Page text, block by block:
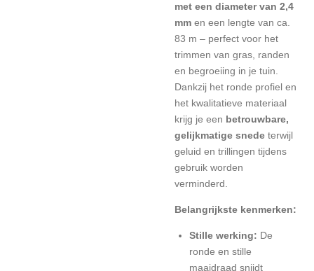
met een diameter van 2,4
mm en een lengte van ca.
83 m – perfect voor het
trimmen van gras, randen
en begroeiing in je tuin.
Dankzij het ronde profiel en
het kwalitatieve materiaal
krijg je een betrouwbare,
gelijkmatige snede terwijl
geluid en trillingen tijdens
gebruik worden
verminderd.
Belangrijkste kenmerken:
Stille werking: De
ronde en stille
maaidraad snijdt